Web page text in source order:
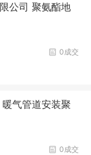
公司 聚氨酯地
0成交
气管道安装聚
0成交